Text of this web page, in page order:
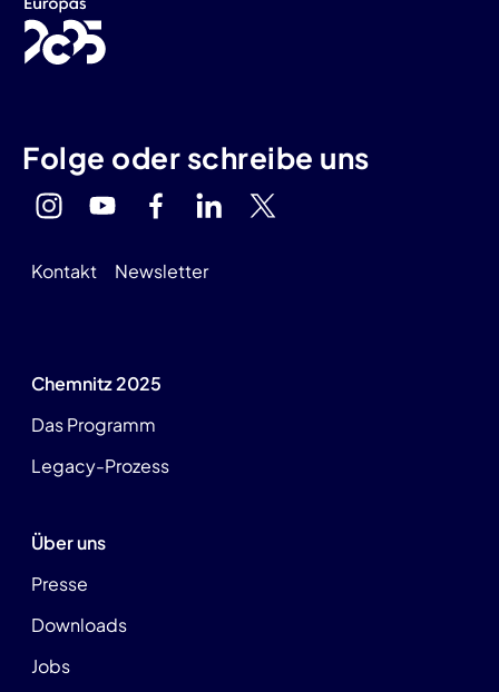
Folge oder schreibe uns
Kontakt Newsletter
Chemnitz 2025
Das Programm
Legacy-Prozess
Über uns
Presse
Downloads
Jobs